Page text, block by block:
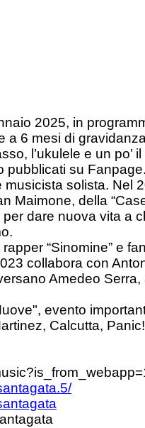
2025, in
6 mesi di
l’ukulele e un
su
solista. Nel
Maimone, della
dare nuova vita
“Sinomine” e
collabora con
Amedeo
evento
Calcutta,